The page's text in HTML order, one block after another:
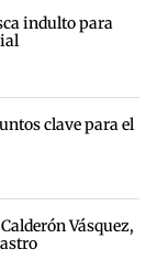
indulto para
clave para el
Vásquez,